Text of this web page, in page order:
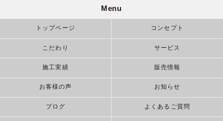
Menu
トップページ コンセプト
こだわり サービス
施工実績 販売情報
お客様の声 お知らせ
ブログ よくあるご質問